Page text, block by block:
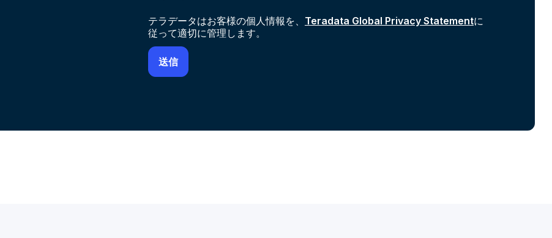
テラデータはお客様の個人情報を、 Teradata Global Privacy Statementに
従って適切に管理します。